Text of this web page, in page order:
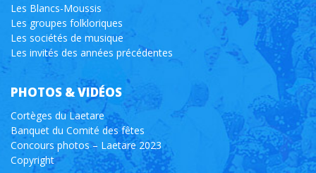
Les Blancs-Moussis
Les groupes folkloriques
Les sociétés de musique
Les invités des années précédentes
PHOTOS & VIDÉOS
Cortèges du Laetare
Banquet du Comité des fêtes
Concours photos – Laetare 2023
Copyright